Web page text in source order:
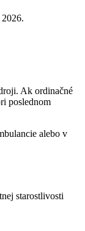
Ak ordinačné
poslednom
alebo v
starostlivosti